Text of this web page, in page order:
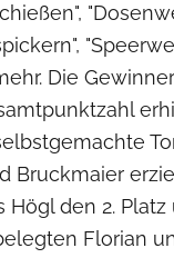
Die
Bruckmaier
Högl den 2. Platz
Florian